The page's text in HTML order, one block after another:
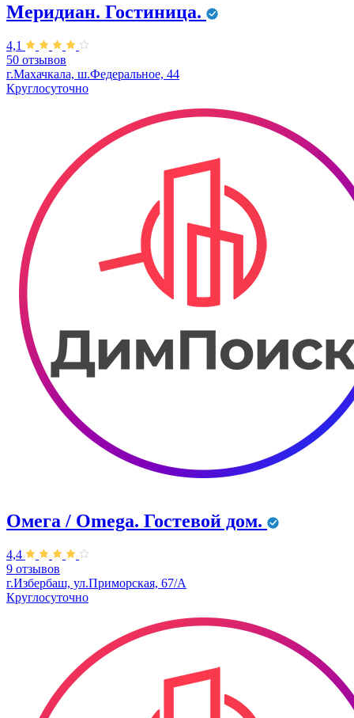
Меридиан. Гостиница.
4,1
50 отзывов
г.Махачкала, ш.Федеральное, 44
Круглосуточно
Омега / Omega. Гостевой дом.
4,4
9 отзывов
г.Избербаш, ул.Приморская, 67/А
Круглосуточно